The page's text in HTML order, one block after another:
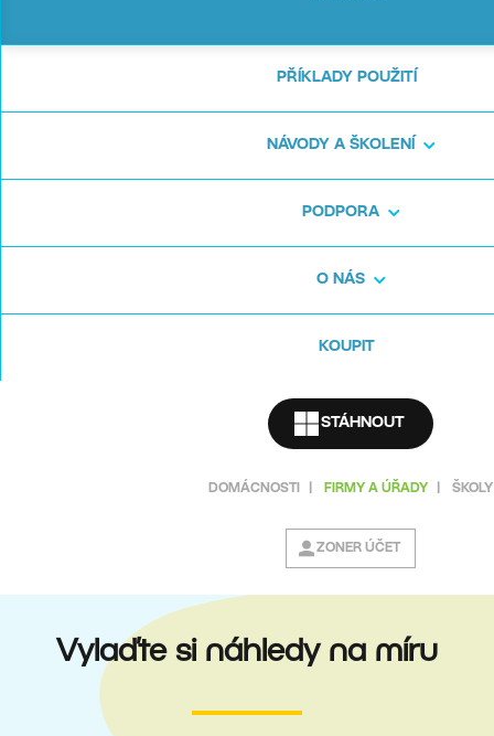
PŘÍKLADY POUŽITÍ
NÁVODY A ŠKOLENÍ
PODPORA
O NÁS
KOUPIT
STÁHNOUT
DOMÁCNOSTI FIRMY A ÚŘADY ŠKOLY
ZONER ÚČET
Vylaďte si náhledy na míru